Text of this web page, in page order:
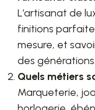
L’artisanat de
finitions
mesure, et
des générations.
Quels métiers
Marqueterie,